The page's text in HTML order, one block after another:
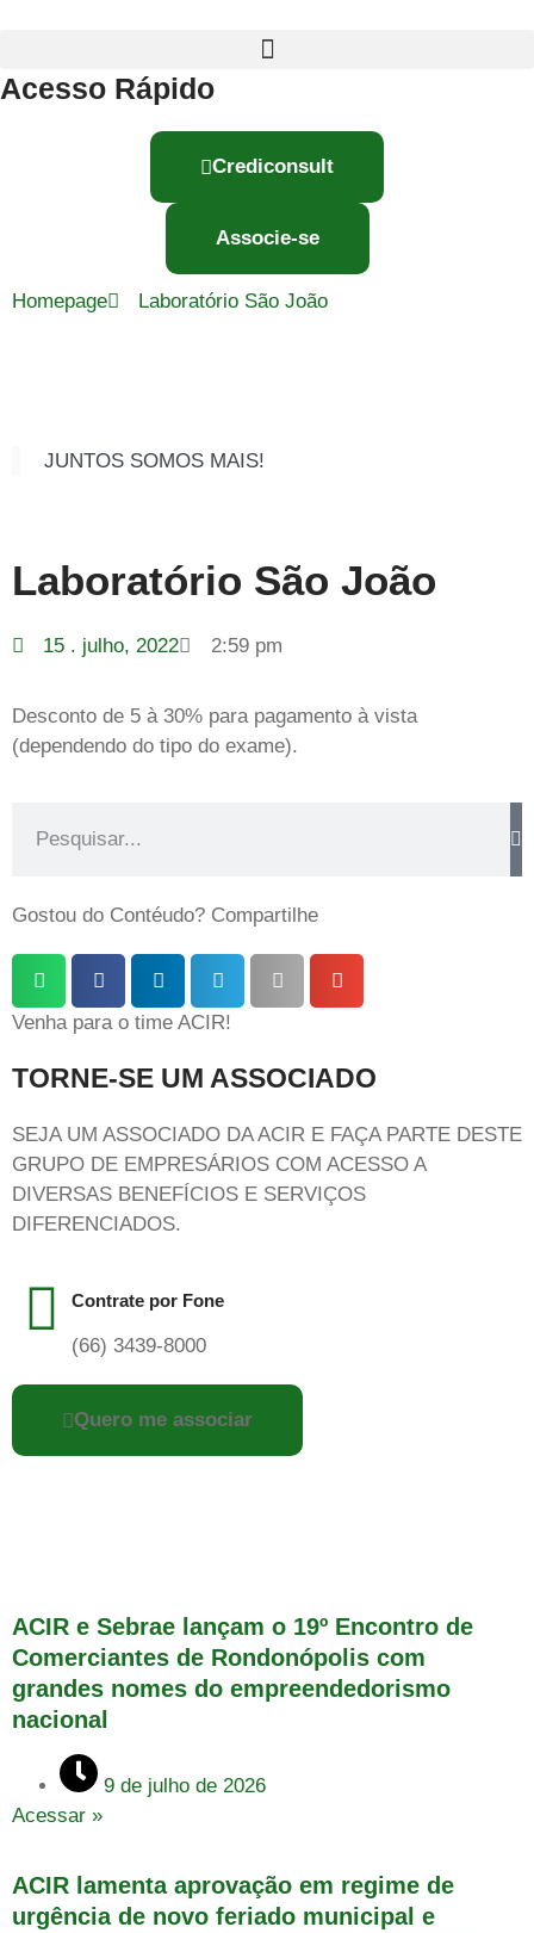
Acesso Rápido
Crediconsult
Associe-se
Homepage Laboratório São João
JUNTOS SOMOS MAIS!
Laboratório São João
15 . julho, 2022 2:59 pm
Desconto de 5 à 30% para pagamento à vista
(dependendo do tipo do exame).
Gostou do Contéudo? Compartilhe
Venha para o time ACIR!
TORNE-SE UM ASSOCIADO
SEJA UM ASSOCIADO DA ACIR E FAÇA PARTE DESTE
GRUPO DE EMPRESÁRIOS COM ACESSO A
DIVERSAS BENEFÍCIOS E SERVIÇOS
DIFERENCIADOS.
Contrate por Fone
(66) 3439-8000
Quero me associar
ACIR e Sebrae lançam o 19º Encontro de
Comerciantes de Rondonópolis com
grandes nomes do empreendedorismo
nacional
9 de julho de 2026
Acessar »
ACIR lamenta aprovação em regime de
urgência de novo feriado municipal e